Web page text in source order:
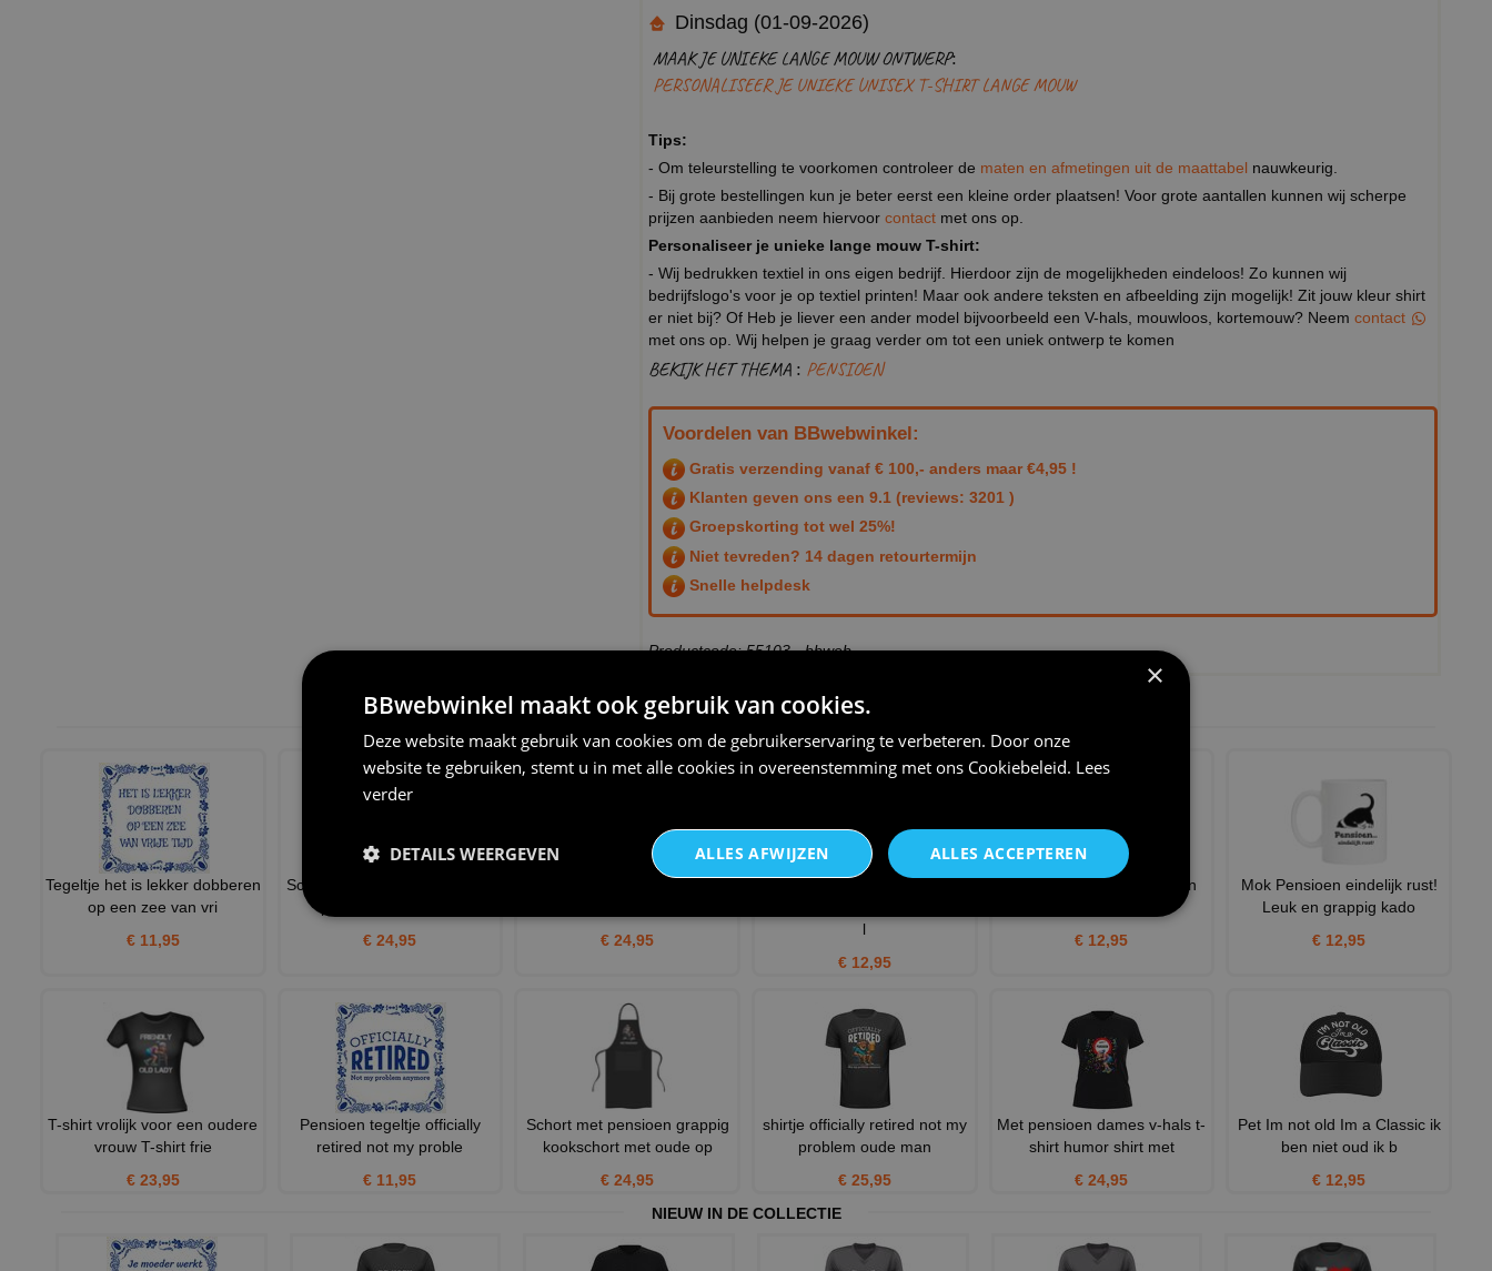
Dinsdag (01-09-2026)
MAAK JE UNIEKE LANGE MOUW ONTWERP:
PERSONALISEER JE UNIEKE UNISEX T-SHIRT LANGE MOUW
Tips:
- Om teleurstelling te voorkomen controleer de maten en afmetingen uit de maattabel nauwkeurig.
- Bij grote bestellingen kun je beter eerst een kleine order plaatsen! Voor grote aantallen kunnen wij scherpe
prijzen aanbieden neem hiervoor contact met ons op.
Personaliseer je unieke lange mouw T-shirt:
- Wij bedrukken textiel in ons eigen bedrijf. Hierdoor zijn de mogelijkheden eindeloos! Zo kunnen wij
bedrijfslogo's voor je op textiel printen! Maar ook andere teksten en afbeelding zijn mogelijk! Zit jouw kleur shirt
er niet bij? Of Heb je liever een ander model bijvoorbeeld een V-hals, mouwloos, kortemouw? Neem contact
met ons op. Wij helpen je graag verder om tot een uniek ontwerp te komen
BEKIJK HET THEMA : PENSIOEN
Voordelen van BBwebwinkel:
Gratis verzending vanaf € 100,- anders maar €4,95 !
Klanten geven ons een 9.1 (reviews: 3201 )
Groepskorting tot wel 25%!
Niet tevreden? 14 dagen retourtermijn
Snelle helpdesk
Productcode: 55103 - bbweb
Tegeltje het is lekker dobberen
op een zee van vri
€ 11,95
Schort officially retired not my
€ 24,95
€ 24,95
l
€ 12,95
Mok eigenlijk met pensioen
€ 12,95
Mok Pensioen eindelijk rust!
Leuk en grappig kado
€ 12,95
T-shirt vrolijk voor een oudere
vrouw T-shirt frie
€ 23,95
Pensioen tegeltje officially
retired not my proble
€ 11,95
Schort met pensioen grappig
kookschort met oude op
€ 24,95
shirtje officially retired not my
problem oude man
€ 25,95
Met pensioen dames v-hals t-
shirt humor shirt met
€ 24,95
Pet Im not old Im a Classic ik
ben niet oud ik b
€ 12,95
NIEUW IN DE COLLECTIE
×
BBwebwinkel maakt ook gebruik van cookies.
Deze website maakt gebruik van cookies om de gebruikerservaring te verbeteren. Door onze
website te gebruiken, stemt u in met alle cookies in overeenstemming met ons Cookiebeleid. Lees
verder
ALLES ACCEPTEREN
ALLES AFWIJZEN
DETAILS WEERGEVEN